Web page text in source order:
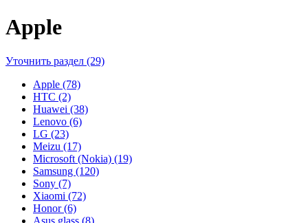
Apple
Уточнить раздел (29)
Apple (78)
HTC (2)
Huawei (38)
Lenovo (6)
LG (23)
Meizu (17)
Microsoft (Nokia) (19)
Samsung (120)
Sony (7)
Xiaomi (72)
Honor (6)
Asus glass (8)